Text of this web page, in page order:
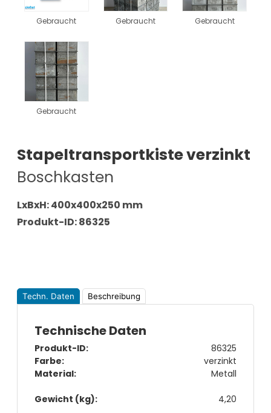
Gebraucht Gebraucht Gebraucht
Gebraucht
Stapeltransportkiste verzinkt
Boschkasten
LxBxH: 400x400x250 mm
Produkt-ID: 86325
Techn. Daten Beschreibung
Technische Daten
Produkt-ID:
86325
Farbe:
verzinkt
Material:
Metall
Gewicht (kg): 4,20